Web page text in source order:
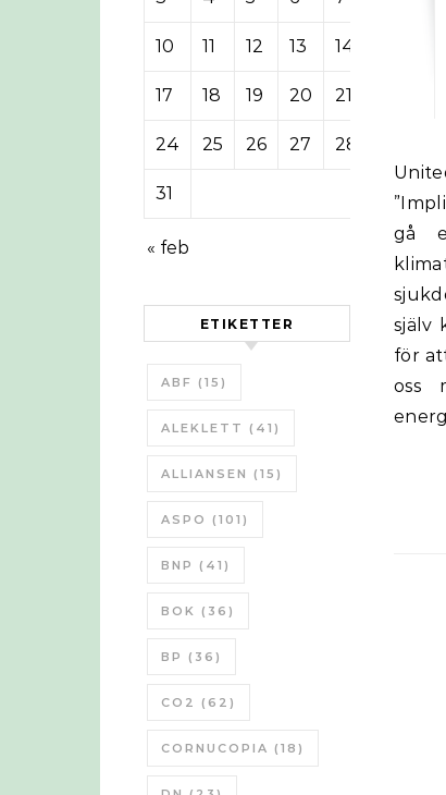
10 11 12 13 14
17 18 19 20 21
24 25 26 27 28
31
« feb
ETIKETTER
ABF (15)
ALEKLETT (41)
ALLIANSEN (15)
ASPO (101)
BNP (41)
BOK (36)
BP (36)
CO2 (62)
CORNUCOPIA (18)
United States Army War College har kommit ut med en rapport
gå
själv
för
oss